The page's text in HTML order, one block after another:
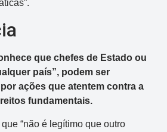
que chefes de Estado ou
país”, podem ser
ações que atentem contra a
fundamentais.
“não é legítimo que outro